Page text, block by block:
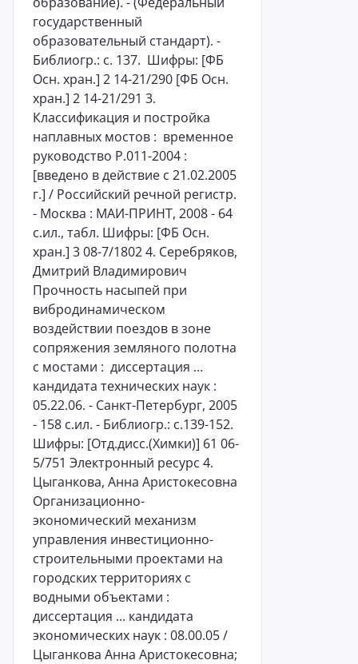
государственный
образовательный стандарт). -
Библиогр.: с. 137. Шифры: [ФБ
Осн. хран.] 2 14-21/290 [ФБ Осн.
хран.] 2 14-21/291 3.
Классификация и постройка
наплавных мостов : временное
руководство Р.011-2004 :
[введено в действие с 21.02.2005
г.] / Российский речной регистр.
- Москва : МАИ-ПРИНТ, 2008 - 64
с.ил., табл. Шифры: [ФБ Осн.
хран.] 3 08-7/1802 4. Серебряков,
Дмитрий Владимирович
Прочность насыпей при
вибродинамическом
воздействии поездов в зоне
сопряжения земляного полотна
с мостами : диссертация ...
кандидата технических наук :
05.22.06. - Санкт-Петербург, 2005
- 158 с.ил. - Библиогр.: с.139-152.
Шифры: [Отд.дисс.(Химки)] 61 06-
5/751 Электронный ресурс 4.
Цыганкова, Анна Аристокесовна
Организационно-
экономический механизм
управления инвестиционно-
строительными проектами на
городских территориях с
водными объектами :
диссертация ... кандидата
экономических наук : 08.00.05 /
Цыганкова Анна Аристокесовна;